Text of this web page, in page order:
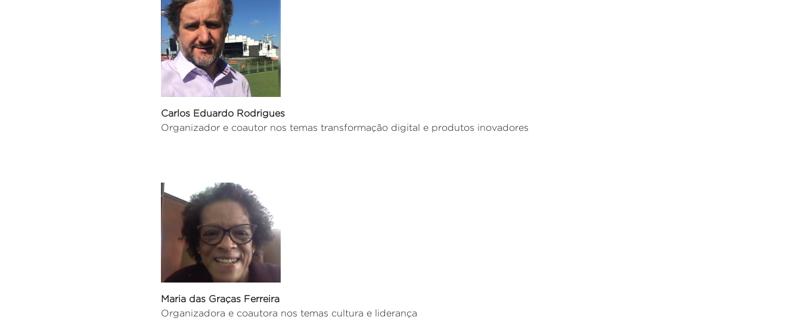
Carlos Eduardo Rodrigues
Organizador e coautor nos temas transformação digital e produtos inovadores
Maria das Graças Ferreira
Organizadora e coautora nos temas cultura e liderança